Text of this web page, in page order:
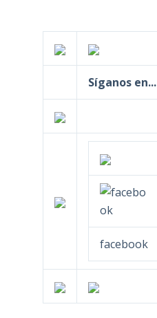
Síganos en...
facebook